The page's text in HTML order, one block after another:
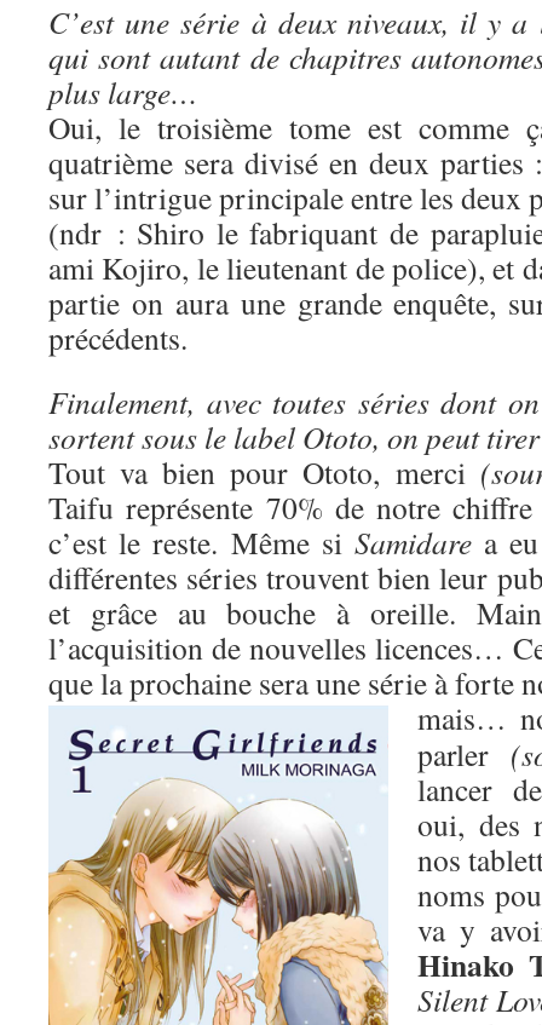
C’est une série à deux niveaux, il y a
qui sont autant de chapitres
plus large…
Oui, le troisième tome est comme
quatrième sera divisé en deux parties
sur l’intrigue principale entre les deux
(ndr : Shiro le fabriquant de
ami Kojiro, le lieutenant de police), et
partie on aura une grande enquête,
précédents.
Finalement, avec toutes séries dont
sortent sous le label Ototo, on peut
Tout va bien pour Ototo, merci
Taifu représente 70% de notre chiffre
c’est le reste. Même si Samidarea eu
différentes séries trouvent bien leur
et grâce au bouche à oreille.
l’acquisition de nouvelles licences…
que la prochaine sera une série à forte
mais…
parler
lancer
oui, des
nos
noms
va y
Hinako
Silent